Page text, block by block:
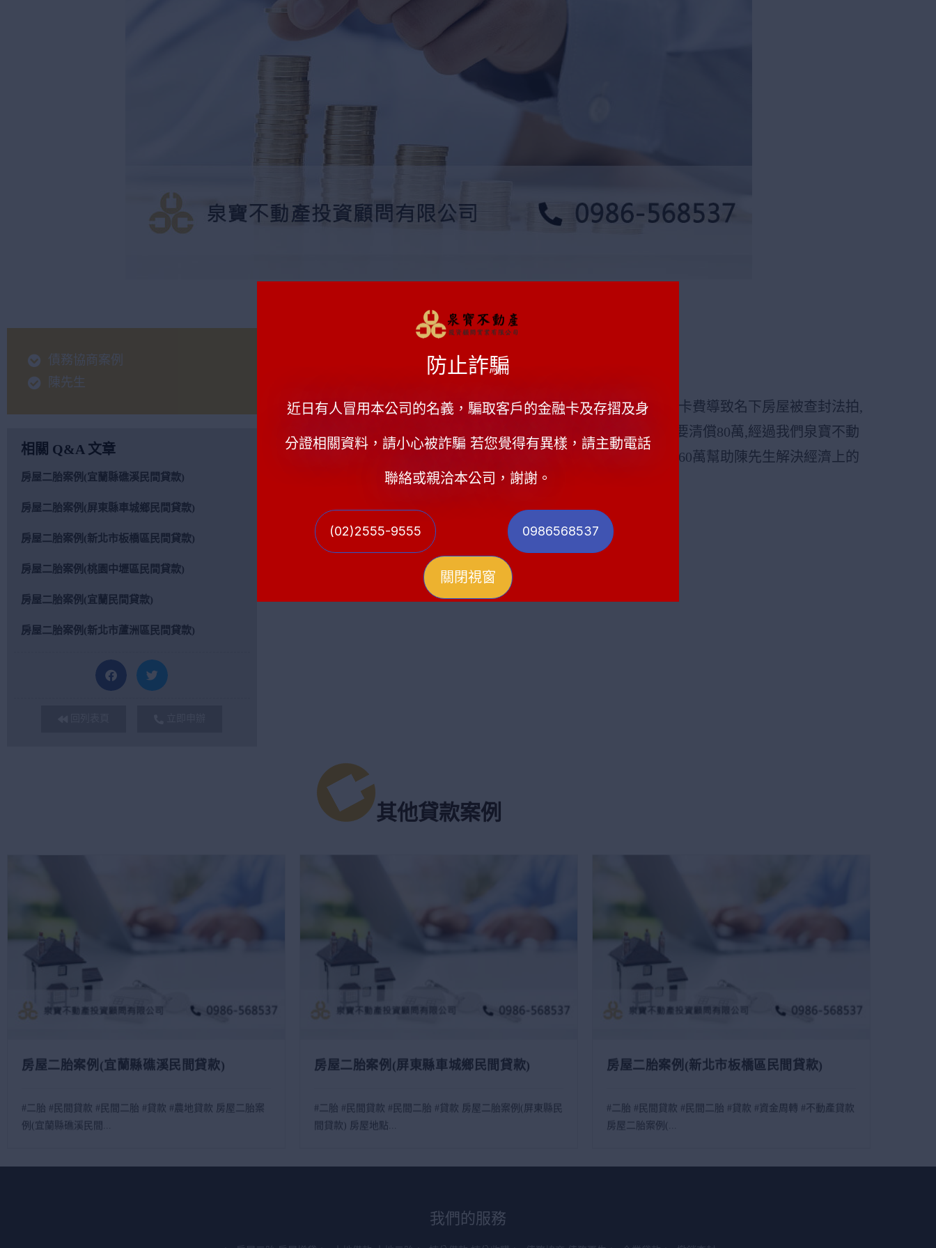
債務協商案例
陳先生
相關 Q&A 文章
房屋二胎案例(宜蘭縣礁溪民間貸款)
房屋二胎案例(屏東縣車城鄉民間貸款)
房屋二胎案例(新北市板橋區民間貸款)
房屋二胎案例(桃園中壢區民間貸款)
房屋二胎案例(宜蘭民間貸款)
房屋二胎案例(新北市蘆洲區民間貸款)
陳先生名下有房子在台北市大同區,因為經濟不景氣積欠信用卡卡費導致名下房屋被查封法拍,
原本信用卡本金欠款50萬加上銀行高額的利息及違約金總共約要清償80萬,經過我們泉寶不動
產公司的專業團隊債務協商協助下,從原本要還款80萬降到還款60萬幫助陳先生解決經濟上的
困難,使得他壓力大幅減少。
其他貸款案例
房屋二胎案例(宜蘭縣礁溪民間貸款)
#二胎 #民間貸款 #民間二胎 #貸款 #農地貸款 房屋二胎案
例(宜蘭縣礁溪民間...
房屋二胎案例(屏東縣車城鄉民間貸款)
#二胎 #民間貸款 #民間二胎 #貸款 房屋二胎案例(屏東縣民
間貸款) 房屋地點...
房屋二胎案例(新北市板橋區民間貸款)
#二胎 #民間貸款 #民間二胎 #貸款 #資金周轉 #不動產貸款
房屋二胎案例(...
我們的服務
防止詐騙
近日有人冒用本公司的名義，騙取客戶的金融卡及存摺及身
分證相關資料，請小心被詐騙 若您覺得有異樣，請主動電話
聯絡或親洽本公司，謝謝。
(02)2555-9555 0986568537
關閉視窗